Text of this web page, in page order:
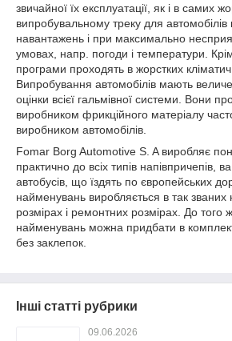
звичайної їх експлуатації, як і в самих
випробувальному треку для автомобілів
навантажень і при максимально
умовах, напр. погоди і температури.
програми проходять в жорстких
Випробування автомобілів мають
оцінки всієї гальмівної системи. Вони
виробником фрикційного матеріалу
виробником автомобілів.
Fomar Borg Automotive S. A виробляє
практично до всіх типів напівпричепів,
автобусів, що їздять по європейських
найменувань виробляється в так званих
розмірах і ремонтних розмірах. До того
найменувань можна придбати в
без заклепок.
Інші статті рубрики
09.06.2026